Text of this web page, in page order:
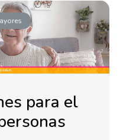
para el